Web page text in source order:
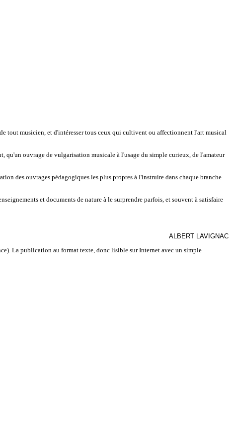
tout musicien, et d'intéresser tous ceux qui cultivent ou affectionnent l'art musical
qu'un ouvrage de vulgarisation musicale à l'usage du simple curieux, de l'amateur
des ouvrages pédagogiques les plus propres à l'instruire dans chaque branche
et documents de nature à le surprendre parfois, et souvent à satisfaire
ALBERT LAVIGNAC
La publication au format texte, donc lisible sur Internet avec un simple